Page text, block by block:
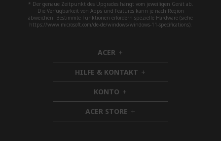
* Der genaue Zeitpunkt des Upgrades hängt vom jeweiligen Gerät ab.
Die Verfügbarkeit von Apps und Features kann je nach Region
abweichen. Bestimmte Funktionen erfordern spezielle Hardware (siehe
https://www.microsoft.com/de-de/windows/windows-11-specifications).
ACER h
i
d
d
e
n
HILFE & KONTAKT h
i
d
n
KONTO h
i
d
d
ACER STORE h
i